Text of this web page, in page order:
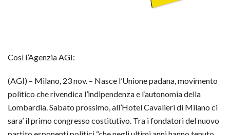
Così l’Agenzia AGI:
(AGI) – Milano, 23 nov. – Nasce l’Unione padana, movimento
politico che rivendica l’indipendenza e l’autonomia della
Lombardia. Sabato prossimo, all’Hotel Cavalieri di Milano ci
sara’ il primo congresso costitutivo. Tra i fondatori del nuovo